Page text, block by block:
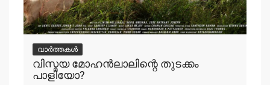
വാർത്തകൾ
വിസ്മയ മോഹന്‍ലാലിന്റെ തുടക്കം
പാളിയോ?